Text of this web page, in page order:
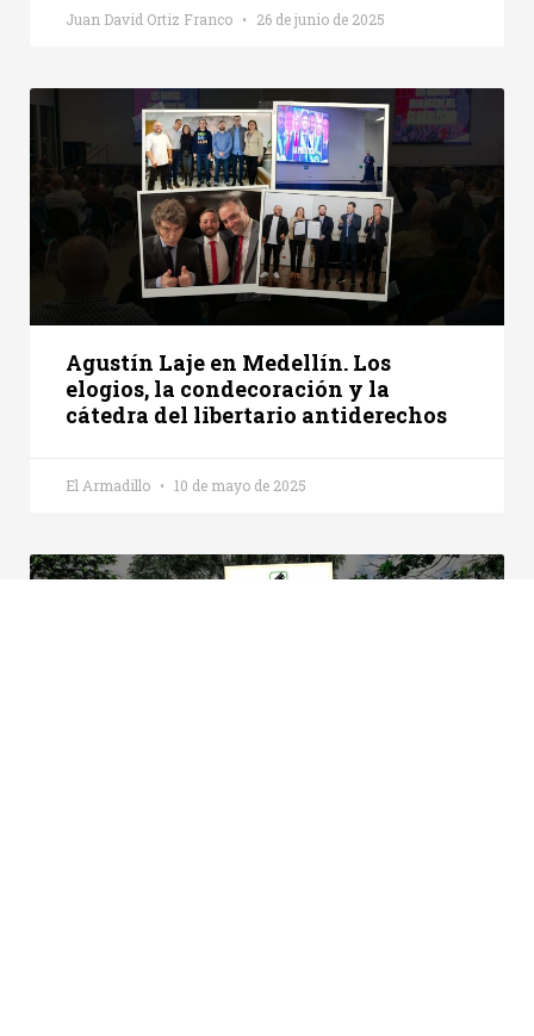
Juan David Ortiz Franco 26 de junio de 2025
Agustín Laje en Medellín. Los
elogios, la condecoración y la
cátedra del libertario antiderechos
El Armadillo 10 de mayo de 2025